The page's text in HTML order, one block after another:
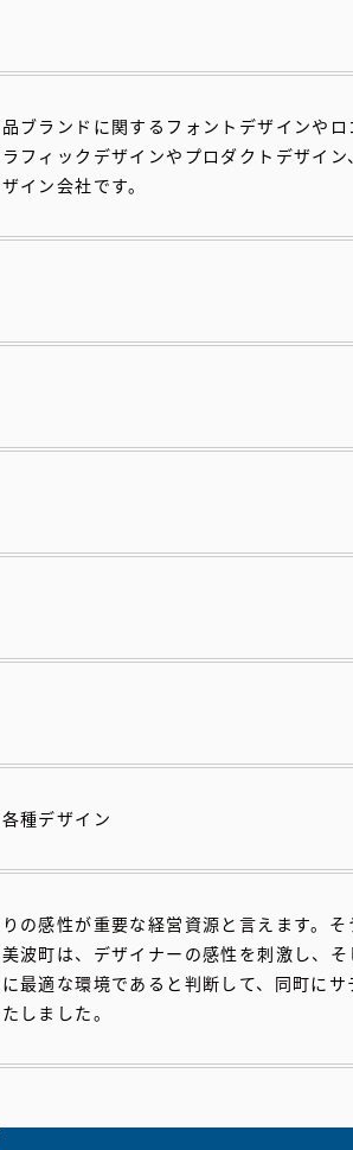
ブランドに関するフォントデザインやロ
フィックデザインやプロダクトデザイン
イン会社です。
種デザイン
の感性が重要な経営資源と言えます。そ
波町は、デザイナーの感性を刺激し、そ
最適な環境であると判断して、同町にサ
しました。